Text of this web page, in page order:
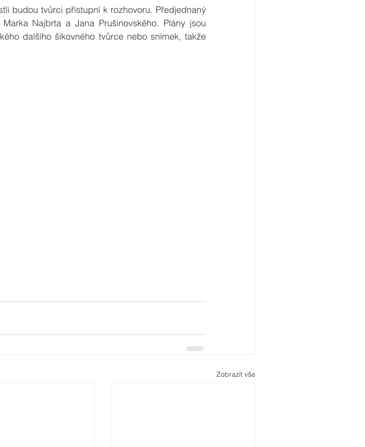
budou tvůrci přístupní k rozhovoru. Předjednaný
Najbrta a Jana Prušinovského. Plány jsou
dalšího šikovného tvůrce nebo snímek, takže
Zobrazit vše